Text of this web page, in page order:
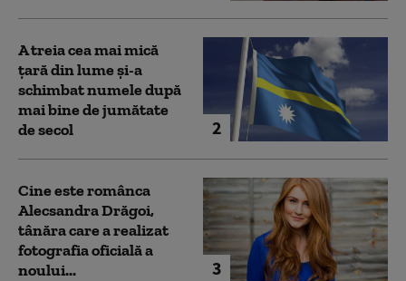
2
A treia cea mai mică
țară din lume și-a
schimbat numele după
mai bine de jumătate
de secol
3
Cine este românca
Alecsandra Drăgoi,
tânăra care a realizat
fotografia oficială a
noului...